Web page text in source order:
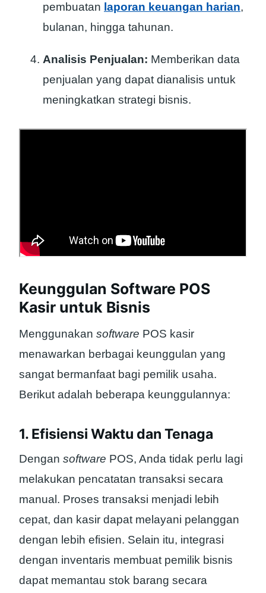
pembuatan laporan keuangan harian,
bulanan, hingga tahunan.
Analisis Penjualan: Memberikan data
penjualan yang dapat dianalisis untuk
meningkatkan strategi bisnis.
Keunggulan Software POS
Kasir untuk Bisnis
Menggunakan software POS kasir
menawarkan berbagai keunggulan yang
sangat bermanfaat bagi pemilik usaha.
Berikut adalah beberapa keunggulannya:
1. Efisiensi Waktu dan Tenaga
Dengan software POS, Anda tidak perlu lagi
melakukan pencatatan transaksi secara
manual. Proses transaksi menjadi lebih
cepat, dan kasir dapat melayani pelanggan
dengan lebih efisien. Selain itu, integrasi
dengan inventaris membuat pemilik bisnis
dapat memantau stok barang secara